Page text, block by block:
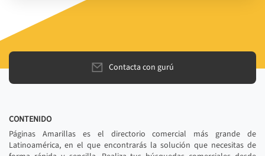
Contacta con gurú
CONTENIDO
Páginas Amarillas es el directorio comercial más grande de
Latinoamérica, en el que encontrarás la solución que necesitas de